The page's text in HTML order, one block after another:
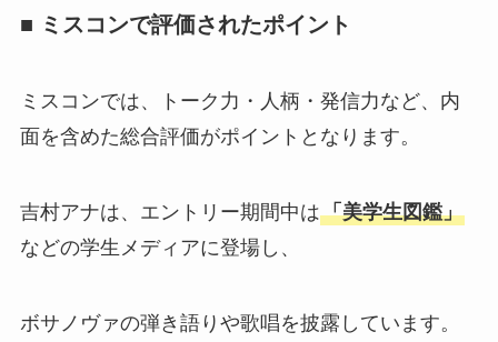
■ ミスコンで評価されたポイント
ミスコンでは、トーク力・人柄・発信力など、内
面を含めた総合評価がポイントとなります。
吉村アナは、エントリー期間中は「美学生図鑑」
などの学生メディアに登場し、
ボサノヴァの弾き語りや歌唱を披露しています。